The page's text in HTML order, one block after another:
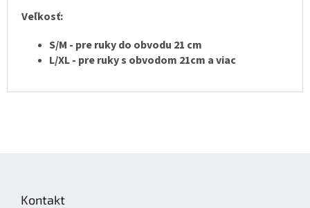
Veľkosť:
S/M - pre ruky do obvodu 21 cm
L/XL - pre ruky s obvodom 21cm a viac
Kontakt